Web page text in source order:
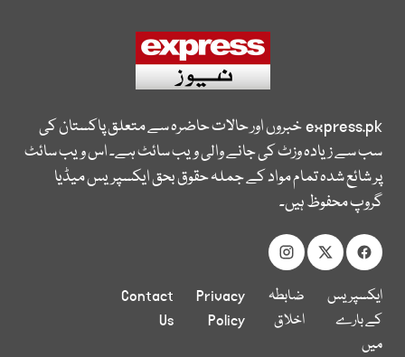
express.pkخبروں اور حالات حاضرہ سے متعلق پاکستان کی
سب سے زیادہ وزٹ کی جانے والی ویب سائٹ ہے۔ اس ویب سائٹ
پر شائع شدہ تمام مواد کے جملہ حقوق بحق ایکسپریس میڈیا
گروپ محفوظ ہیں۔
ایکسپریس
کے بارے
میں
ضابطہ
اخلاق
Privacy
Policy
Contact
Us